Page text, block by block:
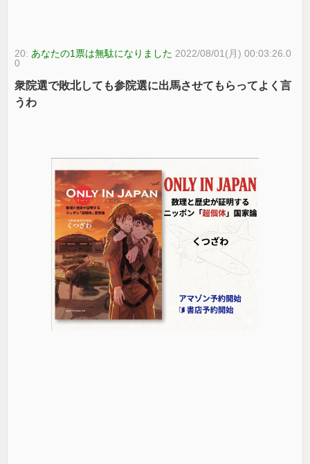
20:あなたの1票は無駄になりました 2022/08/01(月) 00:03:26.0
0
衆院選で敗北しても参院選に出馬させてもらってよく言
うわ